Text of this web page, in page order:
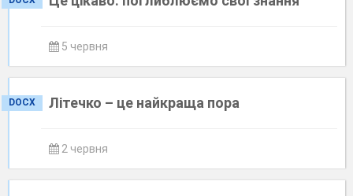
5 червня
DOCX Літечко – це найкраща пора
2 червня